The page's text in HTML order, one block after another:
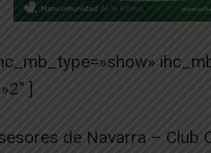
]
de Navarra – Club